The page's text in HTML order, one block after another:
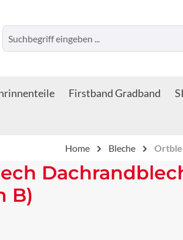
Firstband Gradband
Home Bleche
B)